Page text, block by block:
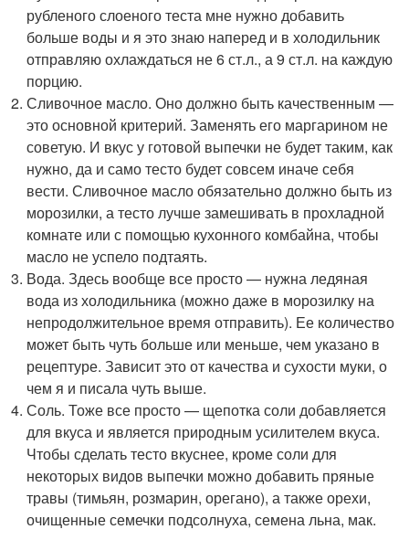
рубленого слоеного теста мне нужно добавить
больше воды и я это знаю наперед и в холодильник
отправляю охлаждаться не 6 ст.л., а 9 ст.л. на каждую
порцию.
Сливочное масло. Оно должно быть качественным —
это основной критерий. Заменять его маргарином не
советую. И вкус у готовой выпечки не будет таким, как
нужно, да и само тесто будет совсем иначе себя
вести. Сливочное масло обязательно должно быть из
морозилки, а тесто лучше замешивать в прохладной
комнате или с помощью кухонного комбайна, чтобы
масло не успело подтаять.
Вода. Здесь вообще все просто — нужна ледяная
вода из холодильника (можно даже в морозилку на
непродолжительное время отправить). Ее количество
может быть чуть больше или меньше, чем указано в
рецептуре. Зависит это от качества и сухости муки, о
чем я и писала чуть выше.
Соль. Тоже все просто — щепотка соли добавляется
для вкуса и является природным усилителем вкуса.
Чтобы сделать тесто вкуснее, кроме соли для
некоторых видов выпечки можно добавить пряные
травы (тимьян, розмарин, орегано), а также орехи,
очищенные семечки подсолнуха, семена льна, мак.